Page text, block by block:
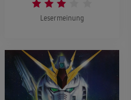
Lesermeinung